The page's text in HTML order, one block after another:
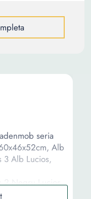
seria
Alb
3 Alb Lucios,
2 Negru Lucios,